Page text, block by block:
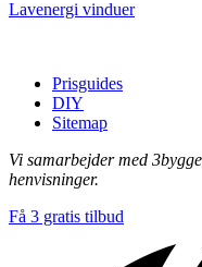
Lavenergi vinduer
Prisguides
DIY
Sitemap
Vi samarbejder med
henvisninger.
Få 3 gratis tilbud